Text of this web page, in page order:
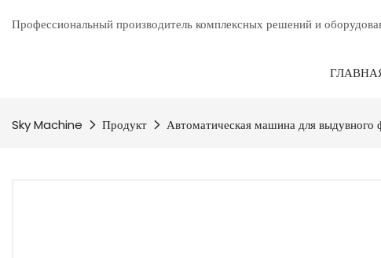
Профессиональный производитель комплексных решений и
Sky Machine Продукт Автоматическая машина для